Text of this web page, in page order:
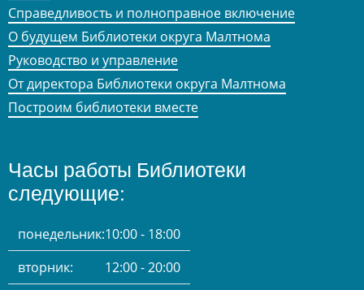
Справедливость и полноправное включение
О будущем Библиотеки округа Малтнома
Руководство и управление
От директора Библиотеки округа Малтнома
Построим библиотеки вместе
Часы работы Библиотеки
следующие:
понедельник:10:00 - 18:00
вторник:
12:00 - 20:00